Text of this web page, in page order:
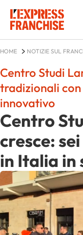
HOME NOTIZIE SUL
Centro
cresce:
in Italia in
Centro Studi
tradizionali
innovativo